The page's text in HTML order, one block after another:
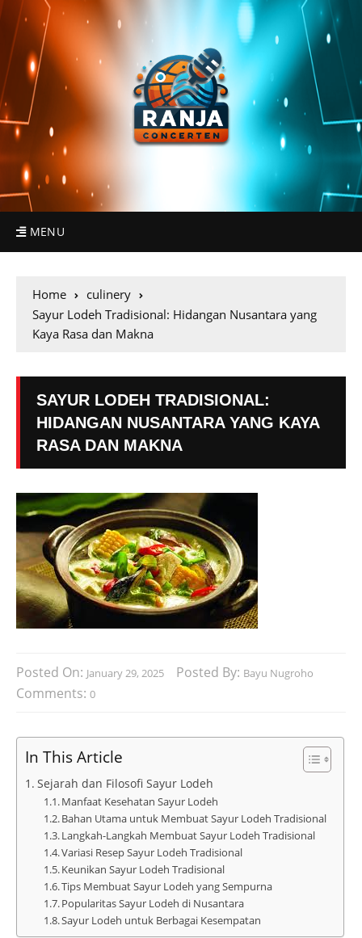
MENU
Home
culinery
Sayur Lodeh Tradisional: Hidangan Nusantara yang
Kaya Rasa dan Makna
SAYUR LODEH TRADISIONAL:
HIDANGAN NUSANTARA YANG KAYA
RASA DAN MAKNA
Posted On: January 29, 2025 Posted By: Bayu Nugroho
Comments: 0
In This Article
Sejarah dan Filosofi Sayur Lodeh
Manfaat Kesehatan Sayur Lodeh
Bahan Utama untuk Membuat Sayur Lodeh Tradisional
Langkah-Langkah Membuat Sayur Lodeh Tradisional
Variasi Resep Sayur Lodeh Tradisional
Keunikan Sayur Lodeh Tradisional
Tips Membuat Sayur Lodeh yang Sempurna
Popularitas Sayur Lodeh di Nusantara
Sayur Lodeh untuk Berbagai Kesempatan